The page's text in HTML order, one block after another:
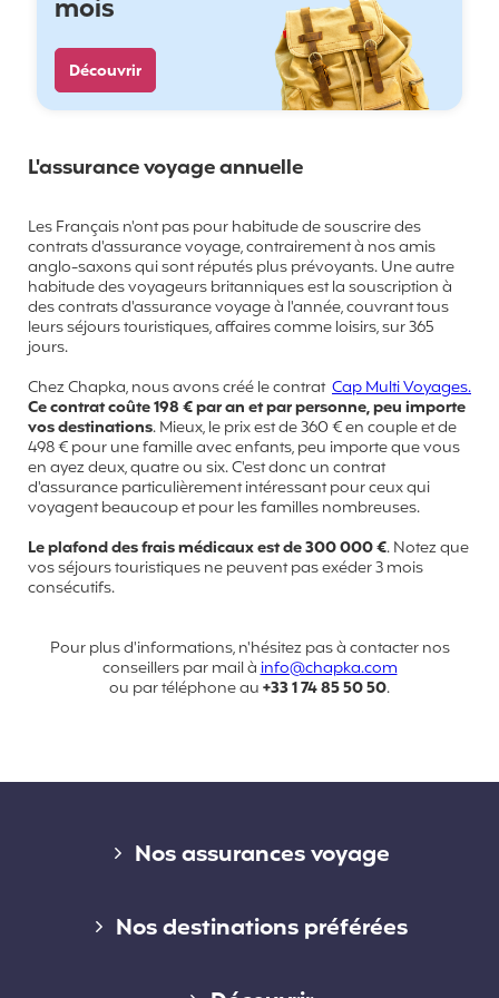
mois
Découvrir
L'assurance voyage annuelle
Les Français n'ont pas pour habitude de souscrire des
contrats d'assurance voyage, contrairement à nos amis
anglo-saxons qui sont réputés plus prévoyants. Une autre
habitude des voyageurs britanniques est la souscription à
des contrats d'assurance voyage à l'année, couvrant tous
leurs séjours touristiques, affaires comme loisirs, sur 365
jours.
Chez Chapka, nous avons créé le contrat Cap Multi Voyages.
Ce contrat coûte 198 € par an et par personne, peu importe
vos destinations. Mieux, le prix est de 360 € en couple et de
498 € pour une famille avec enfants, peu importe que vous
en ayez deux, quatre ou six. C'est donc un contrat
d'assurance particulièrement intéressant pour ceux qui
voyagent beaucoup et pour les familles nombreuses.
Le plafond des frais médicaux est de 300 000€. Notez que
vos séjours touristiques ne peuvent pas exéder 3 mois
consécutifs.
Pour plus d'informations, n'hésitez pas à contacter nos
conseillers par mail àinfo@chapka.com
ou par téléphone au+33 1 74 85 50 50.
Nos assurances voyage
Assurance voyage courte durée
Nos destinations préférées
Assurance voyage en Australie